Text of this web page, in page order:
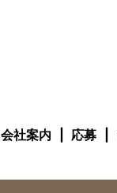
会社案内 応募